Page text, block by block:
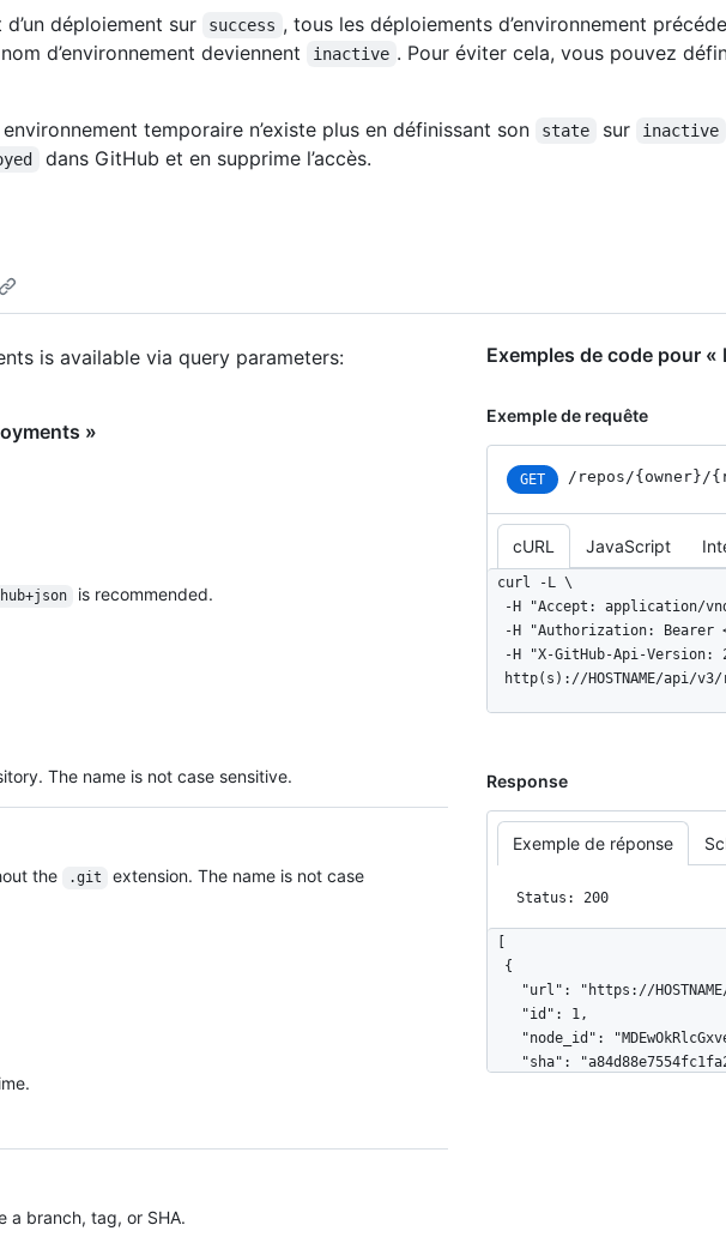
déploiement sur success , tous les déploiements d’environnement
d’environnement deviennent
inactive . Pour éviter cela, vous pouvez
temporaire n’existe plus en définissant son
state sur inactive
dans GitHub et en supprime l’accès.
is available via query parameters:
»
is recommended.
The name is not case sensitive.
the
.git
extension. The name is not case
a branch, tag, or SHA.
Exemples de code pour
Exemple de requête
GET /repos/{owner}/
cURL JavaScript
curl -L \
http(s)://HOSTNAME/api/
Response
Exemple de réponse
Status: 200